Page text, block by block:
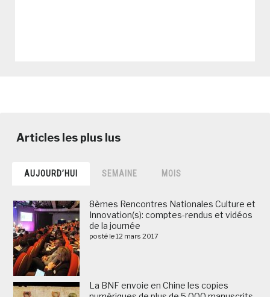
AUJOURD’HUI SEMAINE MOIS
8èmes Rencontres Nationales Culture et
Innovation(s): comptes-rendus et vidéos
de la journée
posté le 12 mars 2017
La BNF envoie en Chine les copies